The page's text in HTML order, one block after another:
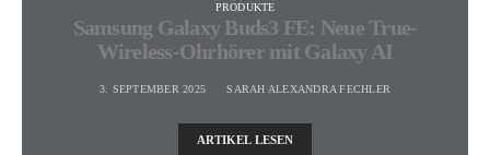
PRODUKTE
Samsung Galaxy Buds3 FE: Neue True-
Wireless-Ohrhörer mit Galaxy AI
3. SEPTEMBER 2025 SARAH ALEXANDRA FECHLER
ARTIKEL LESEN